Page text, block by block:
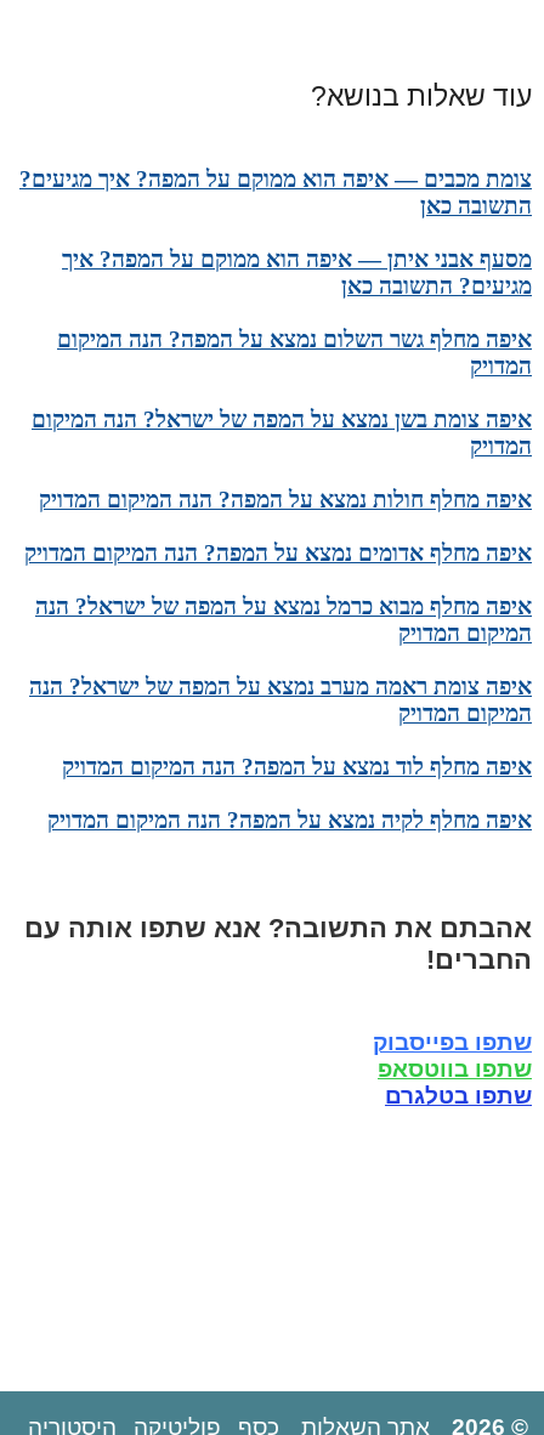
עוד שאלות בנושא?
צומת מכבים — איפה הוא ממוקם על המפה? איך מגיעים?
התשובה כאן
מסעף אבני איתן — איפה הוא ממוקם על המפה? איך
מגיעים? התשובה כאן
איפה מחלף גשר השלום נמצא על המפה? הנה המיקום
המדויק
איפה צומת בשן נמצא על המפה של ישראל? הנה המיקום
המדויק
איפה מחלף חולות נמצא על המפה? הנה המיקום המדויק
איפה מחלף אדומים נמצא על המפה? הנה המיקום המדויק
איפה מחלף מבוא כרמל נמצא על המפה של ישראל? הנה
המיקום המדויק
איפה צומת ראמה מערב נמצא על המפה של ישראל? הנה
המיקום המדויק
איפה מחלף לוד נמצא על המפה? הנה המיקום המדויק
איפה מחלף לקיה נמצא על המפה? הנה המיקום המדויק
אהבתם את התשובה? אנא שתפו אותה עם
החברים!
שתפו בפייסבוק
שתפו בווטסאפ
שתפו בטלגרם
© 2026 אתר השאלות כסף פוליטיקה היסטוריה